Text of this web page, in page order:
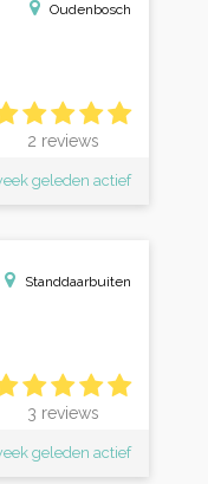
Oudenbosch
2 reviews
geleden actief
Standdaarbuiten
3 reviews
geleden actief